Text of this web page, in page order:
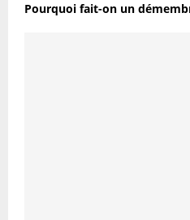
Pourquoi fait-on un